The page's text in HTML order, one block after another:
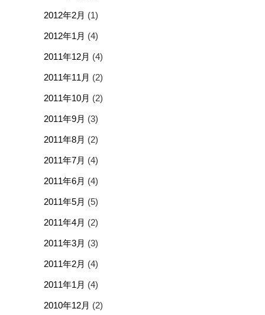
2012年2月 (1)
2012年1月 (4)
2011年12月 (4)
2011年11月 (2)
2011年10月 (2)
2011年9月 (3)
2011年8月 (2)
2011年7月 (4)
2011年6月 (4)
2011年5月 (5)
2011年4月 (2)
2011年3月 (3)
2011年2月 (4)
2011年1月 (4)
2010年12月 (2)